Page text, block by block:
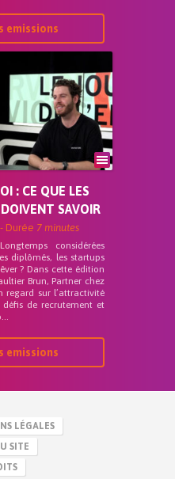
emissions
: CE QUE LES
SAVOIR
- Durée 7 minutes
considérées
diplômés, les startups
? Dans cette édition
Brun, Partner chez
regard sur l’attractivité
défis de recrutement et
emissions
LÉGALES
SITE